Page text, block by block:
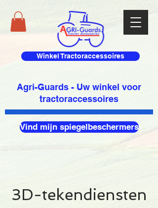
Winkel Tractoraccessoires
Agri-Guards - Uw winkel voor
tractoraccessoires
Vind mijn spiegelbeschermers
3D-tekendiensten